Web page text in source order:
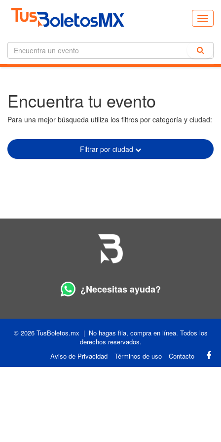
Encuentra tu evento
Para una mejor búsqueda utiliza los filtros por categoría y ciudad:
Filtrar por ciudad
¿Necesitas ayuda?
© 2026 TusBoletos.mx | No hagas fila, compra en línea. Todos los
derechos reservados.
Aviso de Privacidad
Términos de uso Contacto